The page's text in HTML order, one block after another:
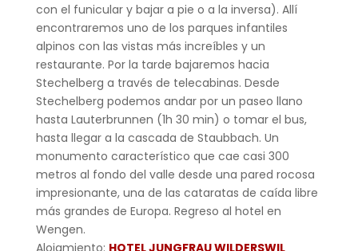
con el funicular y bajar a pie o a la inversa). Allí
encontraremos uno de los parques infantiles
alpinos con las vistas más increíbles y un
restaurante. Por la tarde bajaremos hacia
Stechelberg a través de telecabinas. Desde
Stechelberg podemos andar por un paseo llano
hasta Lauterbrunnen (1h 30 min) o tomar el bus,
hasta llegar a la cascada de Staubbach. Un
monumento característico que cae casi 300
metros al fondo del valle desde una pared rocosa
impresionante, una de las cataratas de caída libre
más grandes de Europa. Regreso al hotel en
Wengen.
Alojamiento: HOTEL JUNGFRAU WILDERSWIL